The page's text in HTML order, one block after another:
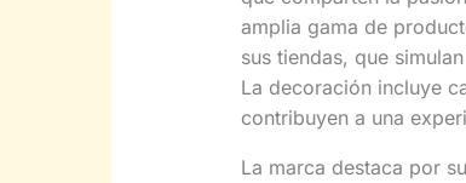
amplia gama de
sus tiendas, que
La decoración incluye
contribuyen a una
La marca destaca por